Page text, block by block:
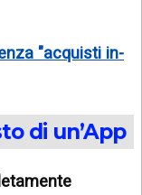
"acquisti in-
di un’App